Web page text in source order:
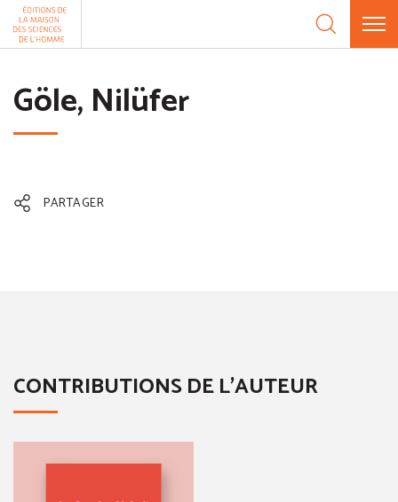
Aller au contenu
Göle, Nilüfer
PARTAGER
CONTRIBUTIONS DE L'AUTEUR
Panneau de gestion des cookies